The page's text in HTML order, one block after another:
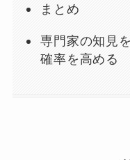
まとめ
専門家の知見
確率を高める